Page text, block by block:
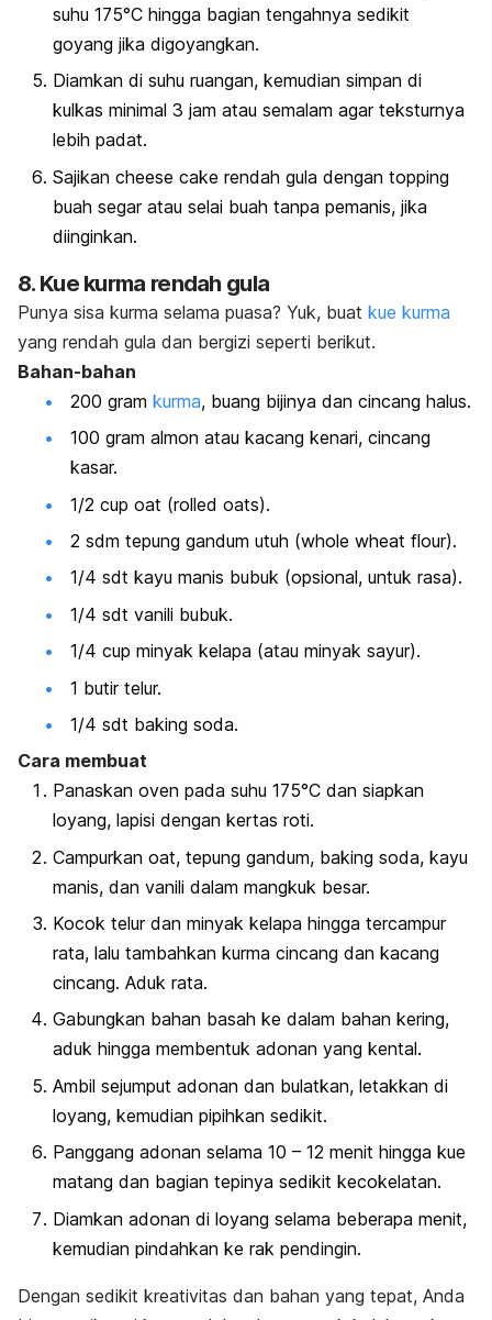
suhu 175°C hingga bagian tengahnya sedikit
goyang jika digoyangkan.
Diamkan di suhu ruangan, kemudian simpan di
kulkas minimal 3 jam atau semalam agar teksturnya
lebih padat.
Sajikan cheese cake rendah gula dengan topping
buah segar atau selai buah tanpa pemanis, jika
diinginkan.
8. Kue kurma rendah gula
Punya sisa kurma selama puasa? Yuk, buat kue kurma
yang rendah gula dan bergizi seperti berikut.
Bahan-bahan
200 gram kurma, buang bijinya dan cincang halus.
100 gram almon atau kacang kenari, cincang
kasar.
1/2 cup oat (rolled oats).
2 sdm tepung gandum utuh (whole wheat flour).
1/4 sdt kayu manis bubuk (opsional, untuk rasa).
1/4 sdt vanili bubuk.
1/4 cup minyak kelapa (atau minyak sayur).
1 butir telur.
1/4 sdt baking soda.
Cara membuat
Panaskan oven pada suhu 175°C dan siapkan
loyang, lapisi dengan kertas roti.
Campurkan oat, tepung gandum, baking soda, kayu
manis, dan vanili dalam mangkuk besar.
Kocok telur dan minyak kelapa hingga tercampur
rata, lalu tambahkan kurma cincang dan kacang
cincang. Aduk rata.
Gabungkan bahan basah ke dalam bahan kering,
aduk hingga membentuk adonan yang kental.
Ambil sejumput adonan dan bulatkan, letakkan di
loyang, kemudian pipihkan sedikit.
Panggang adonan selama 10 – 12 menit hingga kue
matang dan bagian tepinya sedikit kecokelatan.
Diamkan adonan di loyang selama beberapa menit,
kemudian pindahkan ke rak pendingin.
Dengan sedikit kreativitas dan bahan yang tepat, Anda